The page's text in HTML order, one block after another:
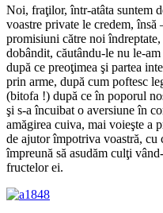
Noi, fraţilor, într-atâta suntem
voastre private le credem, însă
promisiuni către noi
dobândit, căutându-le nu le-
după ce preoţimea şi partea
prin arme, după cum poftesc
(bitofa !) după ce în poporul
şi s-a încuibat o aversiune în
amăgirea cuiva, mai voieşte a
de ajutor împotriva voastră, cu
împreună să asudăm culţi
fructelor ei.